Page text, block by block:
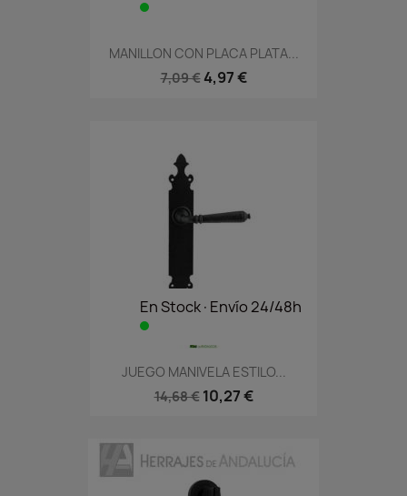
MANILLON CON PLACA PLATA...
7,09 € 4,97 €
En Stock·Envío 24/48h
JUEGO MANIVELA ESTILO...
14,68 € 10,27 €